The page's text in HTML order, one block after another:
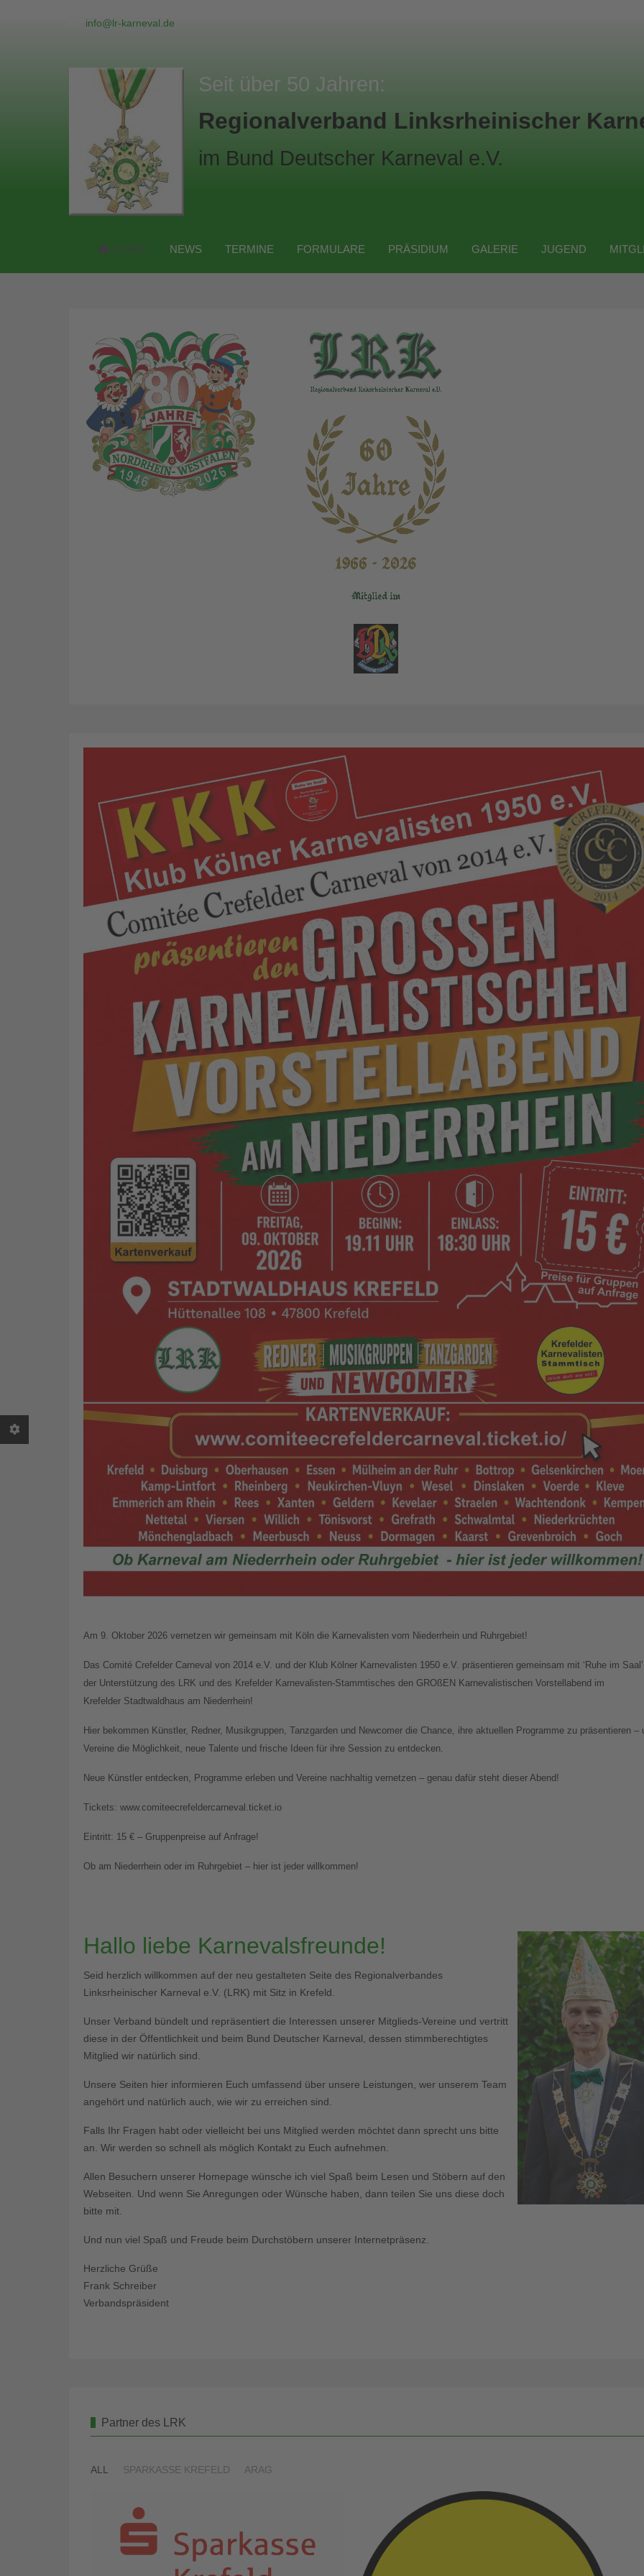
info@lr-karneval.de
Seit über 50 Jahren:
Regionalverband Linksrheinischer
im Bund Deutscher Karneval e.V.
HOME NEWS TERMINE FORMULARE PRÄSIDIUM GALERIE JUGEND
Am 9. Oktober 2026 vernetzen wir gemeinsam mit Köln die Karnevalisten vom Niederrhein und Ruhrgebiet!
Das Comité Crefelder Carneval von 2014 e.V. und der Klub Kölner Karnevalisten 1950 e.V. präsentieren gemeinsam mit ‘Ruhe im Saal’
der Unterstützung des LRK und des Krefelder Karnevalisten-Stammtisches den GROßEN Karnevalistischen Vorstellabend im
Krefelder Stadtwaldhaus am Niederrhein!
Hier bekommen Künstler, Redner, Musikgruppen, Tanzgarden und Newcomer die Chance, ihre aktuellen Programme zu präsentieren –
Vereine die Möglichkeit, neue Talente und frische Ideen für ihre Session zu entdecken.
Neue Künstler entdecken, Programme erleben und Vereine nachhaltig vernetzen – genau dafür steht dieser Abend!
Tickets: www.comiteecrefeldercarneval.ticket.io
Eintritt: 15 € – Gruppenpreise auf Anfrage!
Ob am Niederrhein oder im Ruhrgebiet – hier ist jeder willkommen!
Hallo liebe Karnevalsfreunde!
Seid herzlich willkommen auf der neu gestalteten Seite des Regionalverbandes
Linksrheinischer Karneval e.V. (LRK) mit Sitz in Krefeld.
Unser Verband bündelt und repräsentiert die Interessen unserer Mitglieds-Vereine und vertritt
diese in der Öffentlichkeit und beim Bund Deutscher Karneval, dessen stimmberechtigtes
Mitglied wir natürlich sind.
Unsere Seiten hier informieren Euch umfassend über unsere Leistungen, wer unserem Team
angehört und natürlich auch, wie wir zu erreichen sind.
Falls Ihr Fragen habt oder vielleicht bei uns Mitglied werden möchtet dann sprecht uns bitte
an. Wir werden so schnell als möglich Kontakt zu Euch aufnehmen.
Allen Besuchern unserer Homepage wünsche ich viel Spaß beim Lesen und Stöbern auf den
Webseiten. Und wenn Sie Anregungen oder Wünsche haben, dann teilen Sie uns diese doch
bitte mit.
Und nun viel Spaß und Freude beim Durchstöbern unserer Internetpräsenz.
Herzliche Grüße
Frank Schreiber
Verbandspräsident
Partner des LRK
ALL SPARKASSE KREFELD ARAG